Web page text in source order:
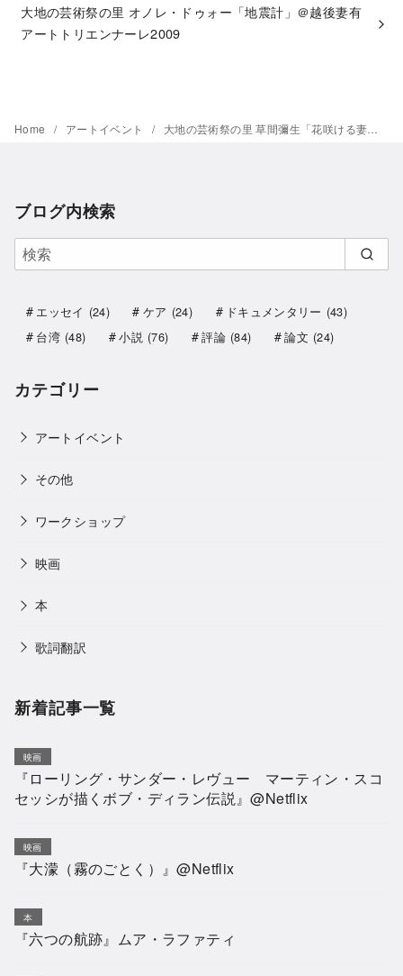
大地の芸術祭の里 オノレ・ドゥォー「地震計」＠越後妻有
アートトリエンナーレ2009
Home アートイベント 大地の芸術祭の里 草間彌生「花咲ける妻有」＠越後妻有アートトリエンナーレ2009
ブログ内検索
エッセイ (24) ケア (24) ドキュメンタリー (43)
台湾 (48) 小説 (76) 評論 (84) 論文 (24)
カテゴリー
アートイベント
その他
ワークショップ
映画
本
歌詞翻訳
新着記事一覧
映画
『ローリング・サンダー・レヴュー マーティン・スコ
セッシが描くボブ・ディラン伝説』@Netflix
映画
『大濛（霧のごとく）』@Netflix
本
『六つの航跡』ムア・ラファティ